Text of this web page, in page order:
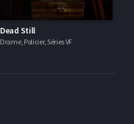
Dead Still
Drame, Policier, Séries VF